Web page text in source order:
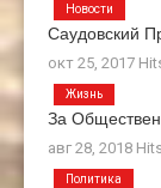
Саудовский
окт 25, 2017
Новости
За
авг 28, 2018
Жизнь
Политика